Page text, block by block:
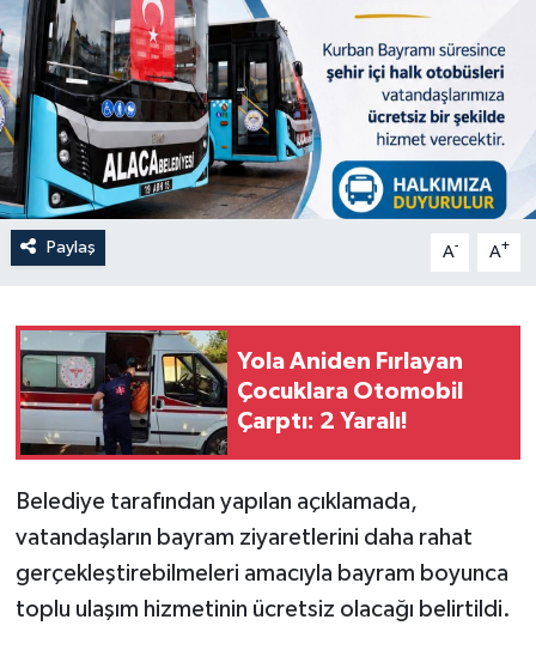
Paylaş A- A+
Yola Aniden Fırlayan
Çocuklara Otomobil
Çarptı: 2 Yaralı!
Belediye tarafından yapılan açıklamada,
vatandaşların bayram ziyaretlerini daha rahat
gerçekleştirebilmeleri amacıyla bayram boyunca
toplu ulaşım hizmetinin ücretsiz olacağı belirtildi.